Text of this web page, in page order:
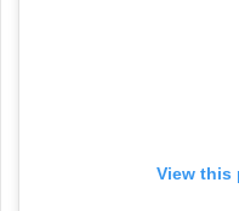
View this